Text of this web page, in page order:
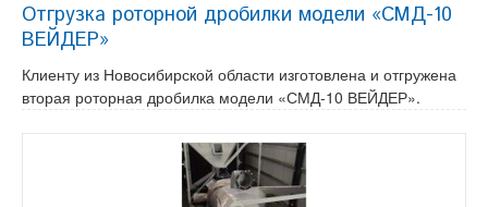
Отгрузка роторной дробилки модели «СМД-10
ВЕЙДЕР»
Клиенту из Новосибирской области изготовлена и отгружена
вторая роторная дробилка модели «СМД-10 ВЕЙДЕР».